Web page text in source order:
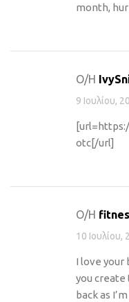
month,
Ο/Η
9 Ιουλίου,
otc[/url]
Ο/Η
10 Ιουλίου,
I love your
you create
back as